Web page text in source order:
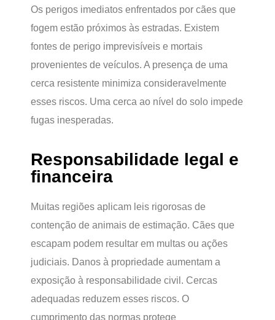
Os perigos imediatos enfrentados por cães que
fogem estão próximos às estradas. Existem
fontes de perigo imprevisíveis e mortais
provenientes de veículos. A presença de uma
cerca resistente minimiza consideravelmente
esses riscos. Uma cerca ao nível do solo impede
fugas inesperadas.
Responsabilidade legal e
financeira
Muitas regiões aplicam leis rigorosas de
contenção de animais de estimação. Cães que
escapam podem resultar em multas ou ações
judiciais. Danos à propriedade aumentam a
exposição à responsabilidade civil. Cercas
adequadas reduzem esses riscos. O
cumprimento das normas protege